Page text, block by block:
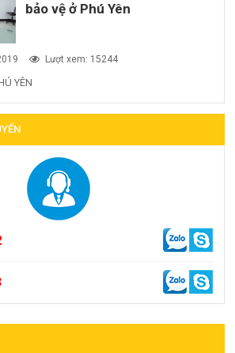
bảo vệ ở Phú Yên
Lượt xem: 15244
YÊN